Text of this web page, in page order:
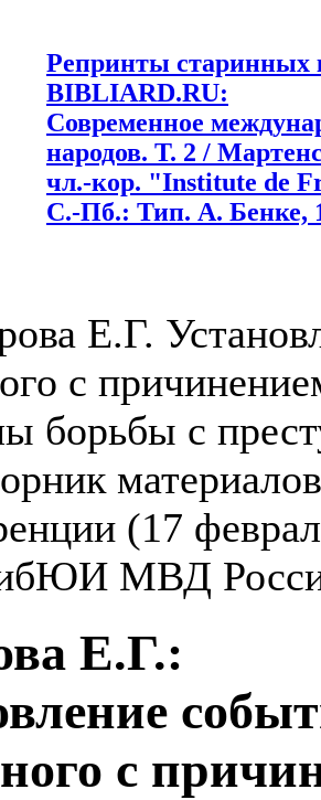
Репринты старинных
BIBLIARD.RU:
Современное
народов. Т. 2 /
чл.-кор. "Institute de
С.-Пб.: Тип. А. Бенке,
Е.Г.
с
борьбы с
(17
МВД
Е.Г.:
с